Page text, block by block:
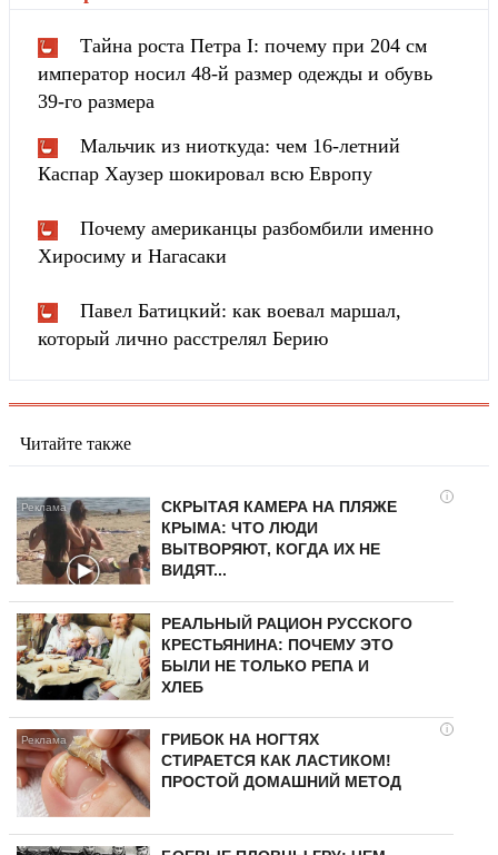
Тайна роста Петра I: почему при 204 см
император носил 48-й размер одежды и обувь
39-го размера
Мальчик из ниоткуда: чем 16-летний
Каспар Хаузер шокировал всю Европу
Почему американцы разбомбили именно
Хиросиму и Нагасаки
Павел Батицкий: как воевал маршал,
который лично расстрелял Берию
Читайте также
i
СКРЫТАЯ КАМЕРА НА ПЛЯЖЕ
КРЫМА: ЧТО ЛЮДИ
ВЫТВОРЯЮТ, КОГДА ИХ НЕ
ВИДЯТ...
РЕАЛЬНЫЙ РАЦИОН РУССКОГО
КРЕСТЬЯНИНА: ПОЧЕМУ ЭТО
БЫЛИ НЕ ТОЛЬКО РЕПА И
ХЛЕБ
i
ГРИБОК НА НОГТЯХ
СТИРАЕТСЯ КАК ЛАСТИКОМ!
ПРОСТОЙ ДОМАШНИЙ МЕТОД